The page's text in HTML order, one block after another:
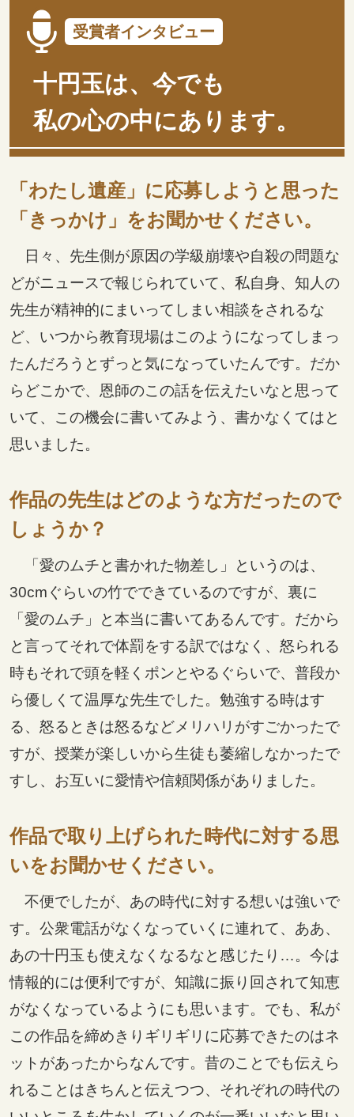
受賞者インタビュー
十円玉は、今でも
私の心の中にあります。
「わたし遺産」に応募しようと思った
「きっかけ」をお聞かせください。
日々、先生側が原因の学級崩壊や自殺の問題な
どがニュースで報じられていて、私自身、知人の
先生が精神的にまいってしまい相談をされるな
ど、いつから教育現場はこのようになってしまっ
たんだろうとずっと気になっていたんです。だか
らどこかで、恩師のこの話を伝えたいなと思って
いて、この機会に書いてみよう、書かなくてはと
思いました。
作品の先生はどのような方だったので
しょうか？
「愛のムチと書かれた物差し」というのは、
30cmぐらいの竹でできているのですが、裏に
「愛のムチ」と本当に書いてあるんです。だから
と言ってそれで体罰をする訳ではなく、怒られる
時もそれで頭を軽くポンとやるぐらいで、普段か
ら優しくて温厚な先生でした。勉強する時はす
る、怒るときは怒るなどメリハリがすごかったで
すが、授業が楽しいから生徒も萎縮しなかったで
すし、お互いに愛情や信頼関係がありました。
作品で取り上げられた時代に対する思
いをお聞かせください。
不便でしたが、あの時代に対する想いは強いで
す。公衆電話がなくなっていくに連れて、ああ、
あの十円玉も使えなくなるなと感じたり…。今は
情報的には便利ですが、知識に振り回されて知恵
がなくなっているようにも思います。でも、私が
この作品を締めきりギリギリに応募できたのはネ
ットがあったからなんです。昔のことでも伝えら
れることはきちんと伝えつつ、それぞれの時代の